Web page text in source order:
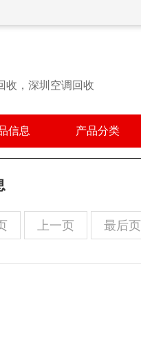
收，深圳空调回收
信息 产品分类
上一页 最后页